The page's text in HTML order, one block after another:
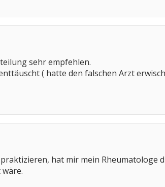
sehr empfehlen.
( hatte den falschen Arzt
hat mir mein Rheumatologe